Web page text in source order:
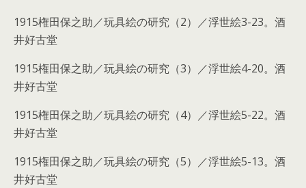
1915権田保之助／玩具絵の研究（2）／浮世絵3-23。酒
井好古堂
1915権田保之助／玩具絵の研究（3）／浮世絵4-20。酒
井好古堂
1915権田保之助／玩具絵の研究（4）／浮世絵5-22。酒
井好古堂
1915権田保之助／玩具絵の研究（5）／浮世絵5-13。酒
井好古堂